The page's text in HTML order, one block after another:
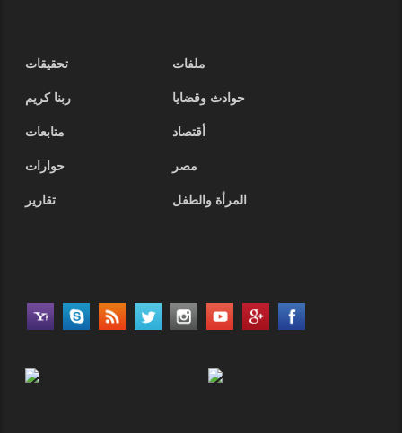
ملفات
تحقيقات
حوادث وقضايا
ربنا كريم
أقتصاد
متابعات
مصر
حوارات
المرأة والطفل
تقارير